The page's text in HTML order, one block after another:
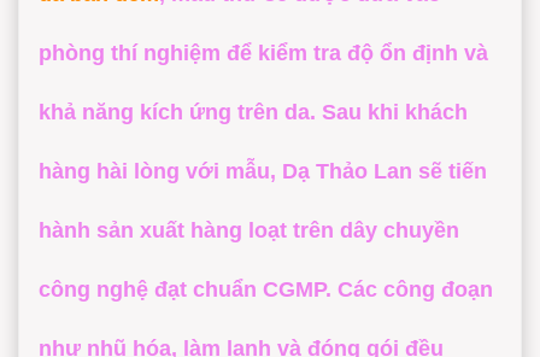
Hyaluronic Acid, hay các chiết xuất thảo
mộc quý hiếm. Sau đó, đội ngũ R&D sẽ tiến
hành phối trộn mẫu thử theo tỷ lệ vàng, đảm
bảo kết cấu kem mịn màng, thấm nhanh mà
không gây bết rít cho người sử dụng vào
buổi đêm.
phòng thí nghiệm để kiểm tra độ ổn định và
khả năng kích ứng trên da. Sau khi khách
hàng hài lòng với mẫu, Dạ Thảo Lan sẽ tiến
hành sản xuất hàng loạt trên dây chuyền
công nghệ đạt chuẩn CGMP. Các công đoạn
như nhũ hóa, làm lạnh và đóng gói đều